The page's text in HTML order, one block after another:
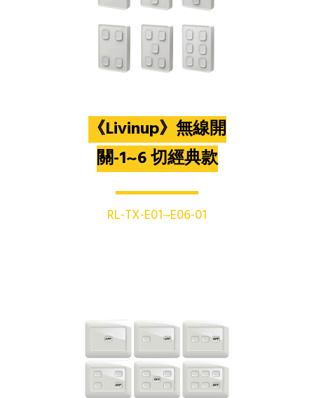
《Livinup》無線開
關-1~6 切經典款
RL-TX-E01~E06-01